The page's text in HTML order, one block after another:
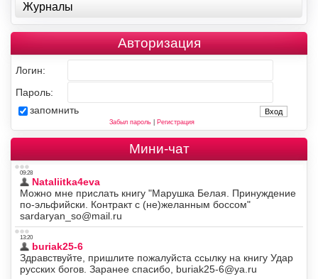
Журналы
Авторизация
Логин:
Пароль:
запомнить
Забыл пароль| Регистрация
Мини-чат